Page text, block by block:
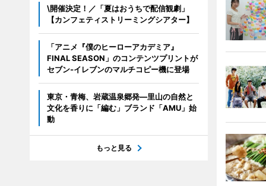
\開催決定！／「夏はおうちで配信観劇」
【カンフェティストリーミングシアター】
「アニメ『僕のヒーローアカデミア』
FINAL SEASON」のコンテンツプリントが
セブン‐イレブンのマルチコピー機に登場
東京・青梅、岩蔵温泉郷発―里山の自然と
文化を香りに「編む」ブランド「AMU」始
動
もっと見る